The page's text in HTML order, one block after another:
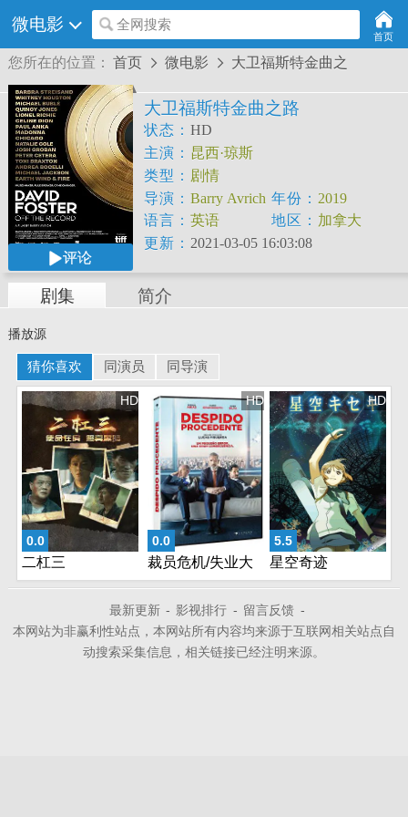
微电影 全网搜索
首页
您所在的位置： 首页  微电影  大卫福斯特金曲之
评论
大卫福斯特金曲之路
状态： HD
主演： 昆西·琼斯
类型： 剧情
导演： Barry Avrich 年份： 2019
语言： 英语 地区： 加拿大
更新： 2021-03-05 16:03:08
剧集 简介
播放源
猜你喜欢 同演员 同导演
0.0
HD
二杠三
0.0
HD
裁员危机/失业大
暴走
5.5
HD
星空奇迹
最新更新 - 影视排行 - 留言反馈 -
本网站为非赢利性站点，本网站所有内容均来源于互联网相关站点自
动搜索采集信息，相关链接已经注明来源。